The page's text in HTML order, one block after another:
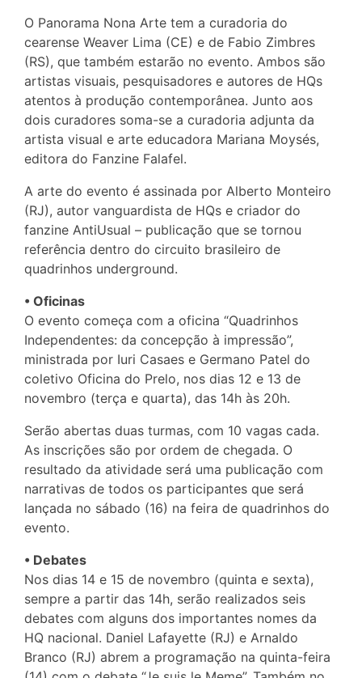
O Panorama Nona Arte tem a curadoria do
cearense Weaver Lima (CE) e de Fabio Zimbres
(RS), que também estarão no evento. Ambos são
artistas visuais, pesquisadores e autores de HQs
atentos à produção contemporânea. Junto aos
dois curadores soma-se a curadoria adjunta da
artista visual e arte educadora Mariana Moysés,
editora do Fanzine Falafel.
A arte do evento é assinada por Alberto Monteiro
(RJ), autor vanguardista de HQs e criador do
fanzine AntiUsual – publicação que se tornou
referência dentro do circuito brasileiro de
quadrinhos underground.
• Oficinas
O evento começa com a oficina “Quadrinhos
Independentes: da concepção à impressão”,
ministrada por Iuri Casaes e Germano Patel do
coletivo Oficina do Prelo, nos dias 12 e 13 de
novembro (terça e quarta), das 14h às 20h.
Serão abertas duas turmas, com 10 vagas cada.
As inscrições são por ordem de chegada. O
resultado da atividade será uma publicação com
narrativas de todos os participantes que será
lançada no sábado (16) na feira de quadrinhos do
evento.
• Debates
Nos dias 14 e 15 de novembro (quinta e sexta),
sempre a partir das 14h, serão realizados seis
debates com alguns dos importantes nomes da
HQ nacional. Daniel Lafayette (RJ) e Arnaldo
Branco (RJ) abrem a programação na quinta-feira